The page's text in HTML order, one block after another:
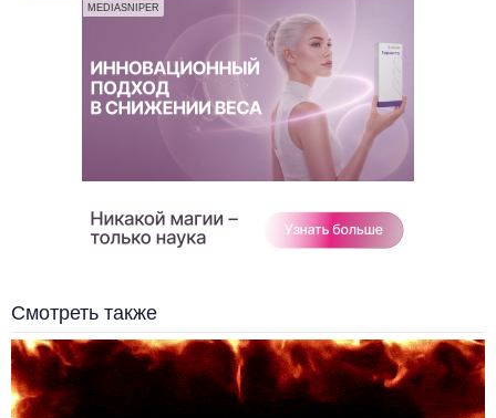
MEDIASNIPER
Смотреть также